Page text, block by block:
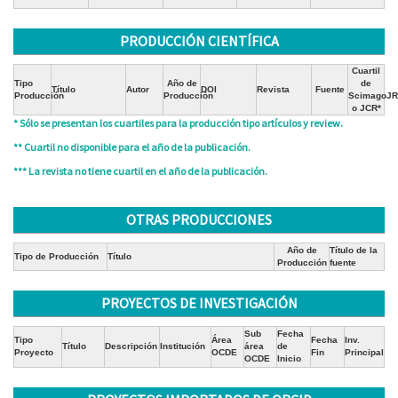
PRODUCCIÓN CIENTÍFICA
Tipo
Producción
Título Autor
Año de
Producción
DOI Revista Fuente
Cuartil
de
ScimagoJR
o JCR*
* Sólo se presentan los cuartiles para la producción tipo artículos y review.
** Cuartil no disponible para el año de la publicación.
*** La revista no tiene cuartil en el año de la publicación.
OTRAS PRODUCCIONES
Tipo de Producción Título
Año de
Producción
Título de la
fuente
PROYECTOS DE INVESTIGACIÓN
Tipo
Proyecto
Título Descripción Institución
Área
OCDE
Sub
área
OCDE
Fecha
de
Inicio
Fecha
Fin
Inv.
Principal